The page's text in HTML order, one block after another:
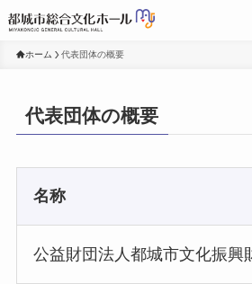
ホーム 代表団体の概要
代表団体の概要
名称
公益財団法人都城市文化振興